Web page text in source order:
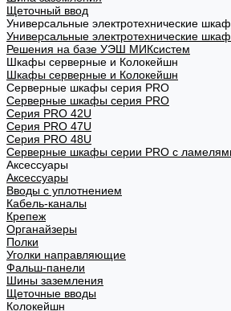
Щеточный ввод
Универсальные электротехнические
Универсальные электротехнические
Решения на базе УЭШ МИКсистем
Шкафы серверные и Колокейшн
Шкафы серверные и Колокейшн
Серверные шкафы серия PRO
Серверные шкафы серия PRO
Серия PRO 42U
Серия PRO 47U
Серия PRO 48U
Серверные шкафы серии PRO с
Аксессуары
Аксессуары
Вводы с уплотнением
Кабель-каналы
Крепеж
Органайзеры
Полки
Уголки направляющие
Фальш-панели
Шины заземления
Щеточные вводы
Колокейшн